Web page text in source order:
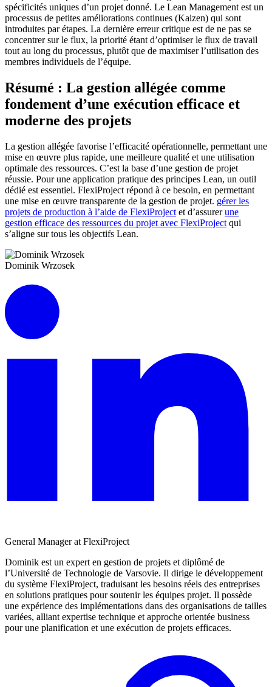
spécificités uniques d’un projet donné. Le Lean Management est un
processus de petites améliorations continues (Kaizen) qui sont
introduites par étapes. La dernière erreur critique est de ne pas se
concentrer sur le flux, la priorité étant d’optimiser le flux de travail
tout au long du processus, plutôt que de maximiser l’utilisation des
membres individuels de l’équipe.
Résumé : La gestion allégée comme
fondement d’une exécution efficace et
moderne des projets
La gestion allégée favorise l’efficacité opérationnelle, permettant une
mise en œuvre plus rapide, une meilleure qualité et une utilisation
optimale des ressources. C’est la base d’une gestion de projet
réussie. Pour une application pratique des principes Lean, un outil
dédié est essentiel. FlexiProject répond à ce besoin, en permettant
une mise en œuvre transparente de la gestion de projet. gérer les
projets de production à l’aide de FlexiProject et d’assurerune
gestion efficace des ressources du projet avec FlexiProject qui
s’aligne sur tous les objectifs Lean.
Dominik Wrzosek
General Manager at FlexiProject
Dominik est un expert en gestion de projets et diplômé de
l’Université de Technologie de Varsovie. Il dirige le développement
du système FlexiProject, traduisant les besoins réels des entreprises
en solutions pratiques pour soutenir les équipes projet. Il possède
une expérience des implémentations dans des organisations de tailles
variées, alliant expertise technique et approche orientée business
pour une planification et une exécution de projets efficaces.